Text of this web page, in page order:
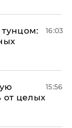
16:03
от целых
15:56